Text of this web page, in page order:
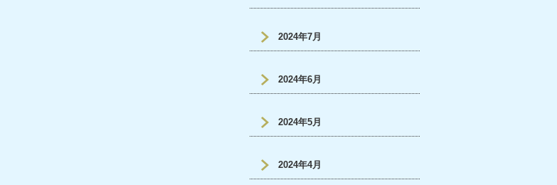
2024年7月
2024年6月
2024年5月
2024年4月